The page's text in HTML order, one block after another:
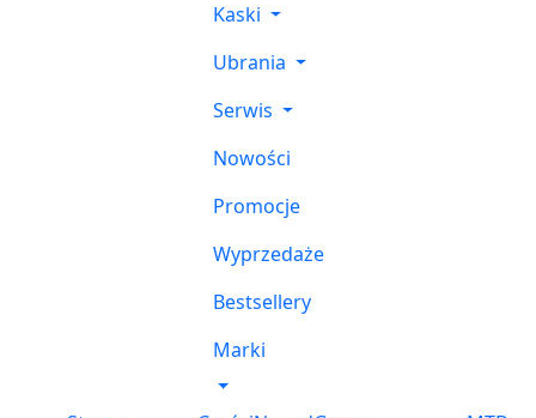
Kaski
Ubrania
Serwis
Nowości
Promocje
Wyprzedaże
Bestsellery
Marki